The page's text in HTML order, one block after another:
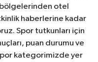
otel
haberlerine kadar
Spor tutkunları için
puan durumu ve
kategorimizde yer